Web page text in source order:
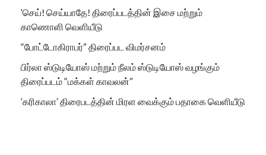
‘செய்! செய்யாதே! திரைப்படத்தின் இசை மற்றும்
காணொளி வெளியீடு
“போட்டோகிராபர்” திரைப்பட விமர்சனம்
பிர்லா ஸ்டுடியோஸ் மற்றும் நீலம் ஸ்டுடியோஸ் வழங்கும்
திரைப்படம் “மக்கள் காவலன்”
‘கரிகாலா’ திரைபடத்தின் மிரள வைக்கும் பதாகை வெளியீடு